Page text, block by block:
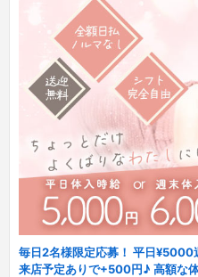
毎日2名様限定応募！ 平日
来店予定ありで+500円♪ 高額な